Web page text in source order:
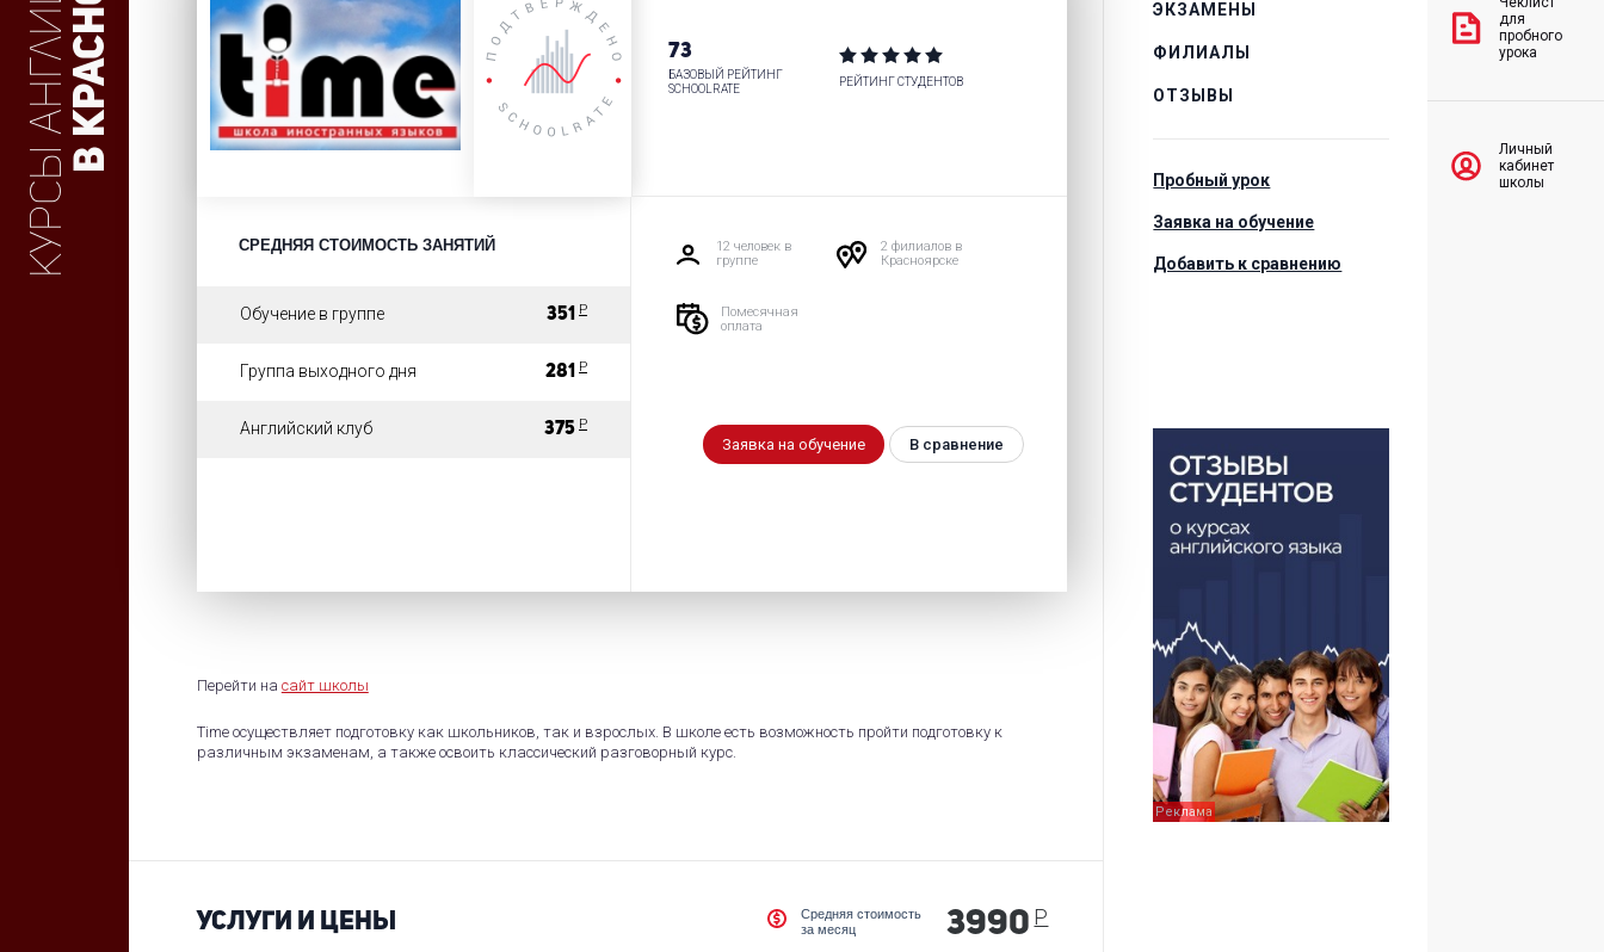
73
БАЗОВЫЙ РЕЙТИНГ
SCHOOLRATE
РЕЙТИНГ СТУДЕНТОВ
СРЕДНЯЯ СТОИМОСТЬ ЗАНЯТИЙ
Обучение в группе 351 Р
Группа выходного дня 281 Р
Английский клуб 375 Р
12 человек в
группе
2 филиалов в
Красноярске
Помесячная
оплата
Заявка на обучение В сравнение
Перейти на сайт школы
Time осуществляет подготовку как школьников, так и взрослых. В школе есть возможность пройти подготовку к
различным экзаменам, а также освоить классический разговорный курс.
УСЛУГИ И ЦЕНЫ
Средняя стоимость
за месяц
3990 Р
ЭКЗАМЕНЫ
ФИЛИАЛЫ
ОТЗЫВЫ
Пробный урок
Заявка на обучение
Добавить к сравнению
для
пробного
урока
Личный
кабинет
школы